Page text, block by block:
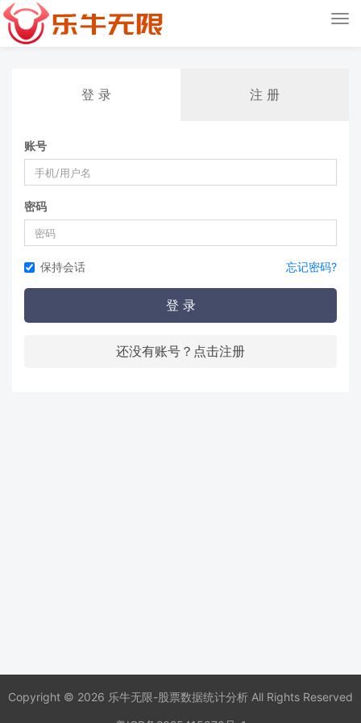
登 录 注 册
账号
密码
保持会话 忘记密码?
登 录
还没有账号？点击注册
Copyright © 2026 乐牛无限-股票数据统计分析 All Rights Reserved